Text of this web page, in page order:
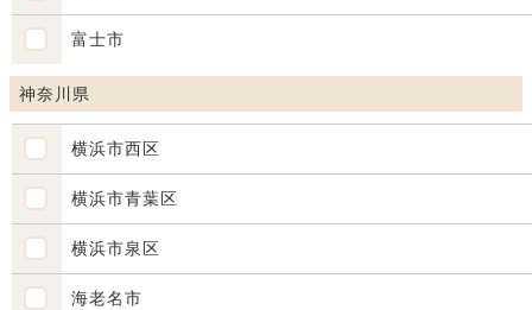
富士市
神奈川県
横浜市西区
横浜市青葉区
横浜市泉区
海老名市